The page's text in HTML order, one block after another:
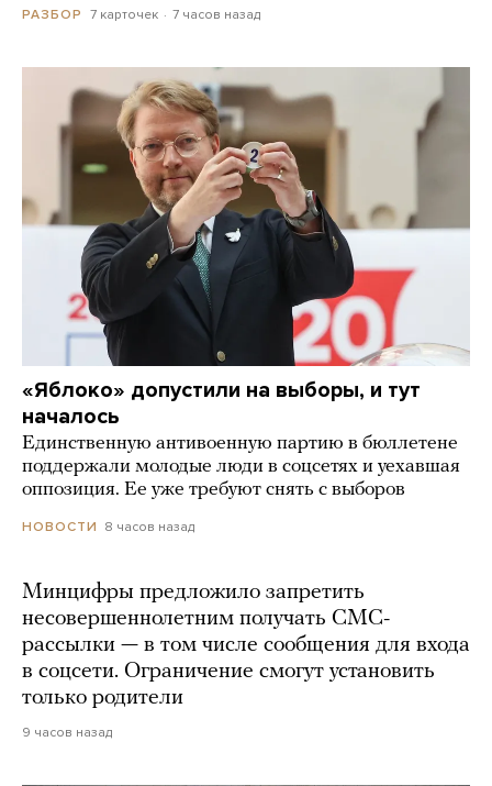
РАЗБОР 7 карточек 7 часов назад
«Яблоко» допустили на выборы, и тут
началось
Единственную антивоенную партию в бюллетене
поддержали молодые люди в соцсетях и уехавшая
оппозиция. Ее уже требуют снять с выборов
НОВОСТИ 8 часов назад
Минцифры предложило запретить
несовершеннолетним получать СМС-
рассылки — в том числе сообщения для входа
в соцсети. Ограничение смогут установить
только родители
9 часов назад